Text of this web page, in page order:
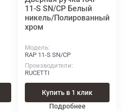
11-S SN/CP Белый
никель/Полированный
хром
Модель
RAP 11-S SN/CP
Производители
RUCETTI
Купить в 1 клик
Подробнее